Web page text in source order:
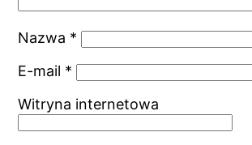
Nazwa *
E-mail *
Witryna internetowa